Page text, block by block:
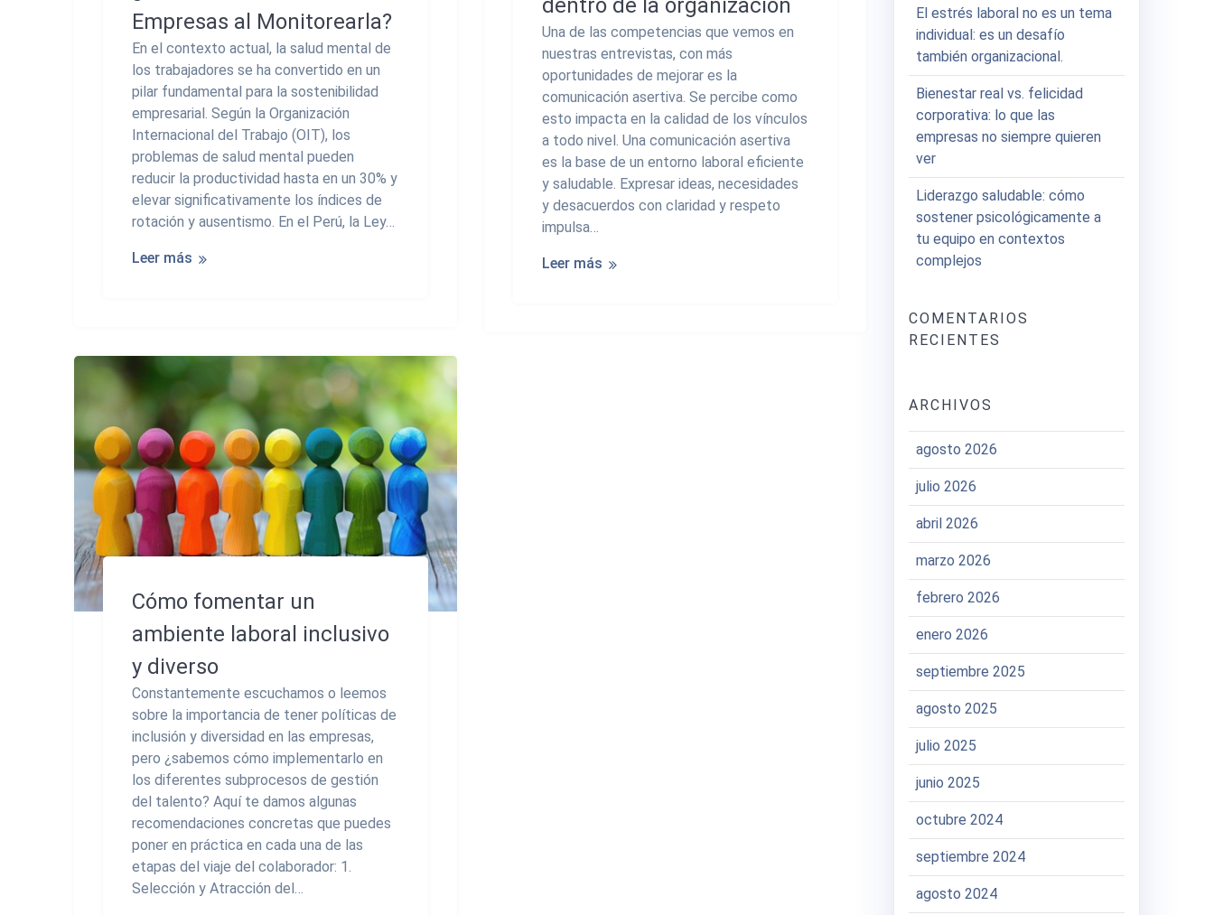
Empresas al Monitorearla?
En el contexto actual, la salud mental de
los trabajadores se ha convertido en un
pilar fundamental para la sostenibilidad
empresarial. Según la Organización
Internacional del Trabajo (OIT), los
problemas de salud mental pueden
reducir la productividad hasta en un 30% y
elevar significativamente los índices de
rotación y ausentismo. En el Perú, la Ley…
Leer más
dentro de la organización
Una de las competencias que vemos en
nuestras entrevistas, con más
oportunidades de mejorar es la
comunicación asertiva. Se percibe como
esto impacta en la calidad de los vínculos
a todo nivel. Una comunicación asertiva
es la base de un entorno laboral eficiente
y saludable. Expresar ideas, necesidades
y desacuerdos con claridad y respeto
impulsa…
Leer más
Cómo fomentar un
ambiente laboral inclusivo
y diverso
Constantemente escuchamos o leemos
sobre la importancia de tener políticas de
inclusión y diversidad en las empresas,
pero ¿sabemos cómo implementarlo en
los diferentes subprocesos de gestión
del talento? Aquí te damos algunas
recomendaciones concretas que puedes
poner en práctica en cada una de las
etapas del viaje del colaborador: 1.
Selección y Atracción del…
El estrés laboral no es un tema
individual: es un desafío
también organizacional.
Bienestar real vs. felicidad
corporativa: lo que las
empresas no siempre quieren
ver
Liderazgo saludable: cómo
sostener psicológicamente a
tu equipo en contextos
complejos
COMENTARIOS
RECIENTES
ARCHIVOS
agosto 2026
julio 2026
abril 2026
marzo 2026
febrero 2026
enero 2026
septiembre 2025
agosto 2025
julio 2025
junio 2025
octubre 2024
septiembre 2024
agosto 2024